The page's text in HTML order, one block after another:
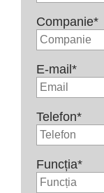
Companie*
E-mail *
Telefon*
Funcția*